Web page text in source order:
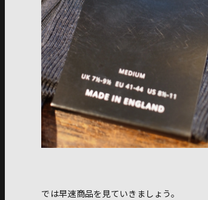
では早速商品を見ていきましょう。